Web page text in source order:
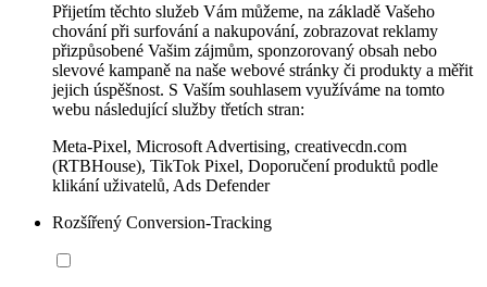
Přijetím těchto služeb Vám můžeme, na základě Vašeho
chování při surfování a nakupování, zobrazovat reklamy
přizpůsobené Vašim zájmům, sponzorovaný obsah nebo
slevové kampaně na naše webové stránky či produkty a měřit
jejich úspěšnost. S Vaším souhlasem využíváme na tomto
webu následující služby třetích stran:
Meta-Pixel, Microsoft Advertising, creativecdn.com
(RTBHouse), TikTok Pixel, Doporučení produktů podle
klikání uživatelů, Ads Defender
Rozšířený Conversion-Tracking